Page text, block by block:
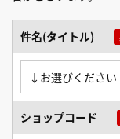
件名(タイトル)
ショップコード